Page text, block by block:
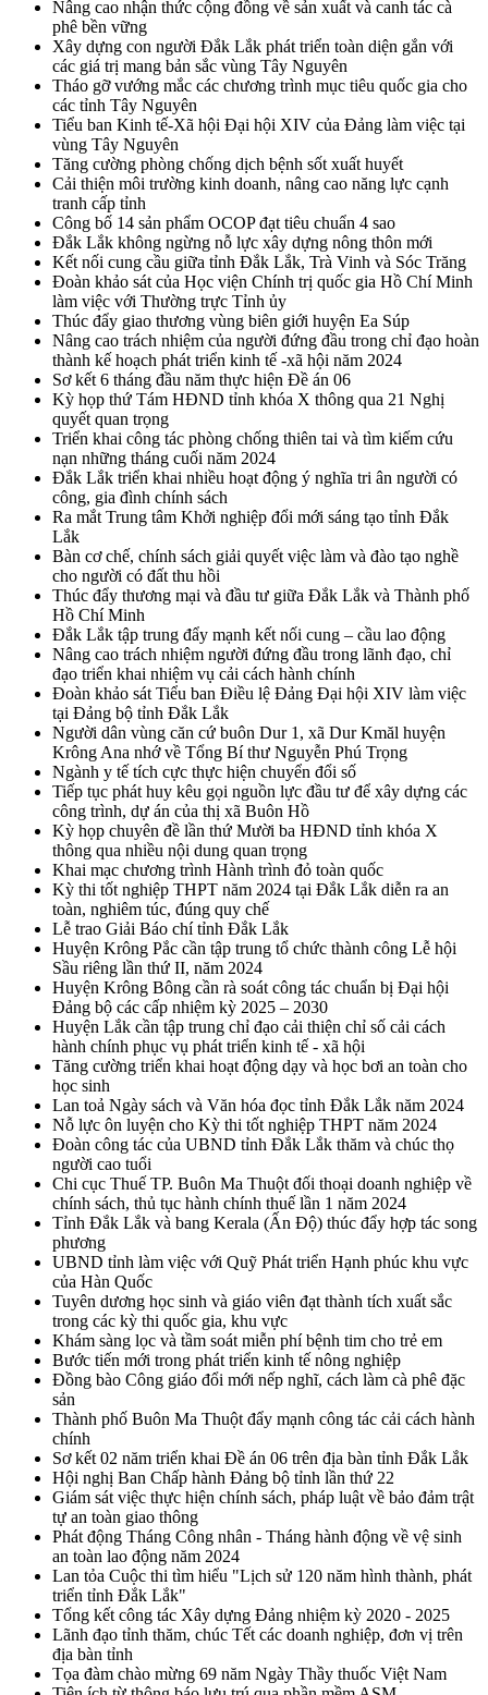
Nâng cao nhận thức cộng đồng về sản xuất và canh tác cà
phê bền vững
Xây dựng con người Đắk Lắk phát triển toàn diện gắn với
các giá trị mang bản sắc vùng Tây Nguyên
Tháo gỡ vướng mắc các chương trình mục tiêu quốc gia cho
các tỉnh Tây Nguyên
Tiểu ban Kinh tế-Xã hội Đại hội XIV của Đảng làm việc tại
vùng Tây Nguyên
Tăng cường phòng chống dịch bệnh sốt xuất huyết
Cải thiện môi trường kinh doanh, nâng cao năng lực cạnh
tranh cấp tỉnh
Công bố 14 sản phẩm OCOP đạt tiêu chuẩn 4 sao
Đắk Lắk không ngừng nỗ lực xây dựng nông thôn mới
Kết nối cung cầu giữa tỉnh Đắk Lắk, Trà Vinh và Sóc Trăng
Đoàn khảo sát của Học viện Chính trị quốc gia Hồ Chí Minh
làm việc với Thường trực Tỉnh ủy
Thúc đẩy giao thương vùng biên giới huyện Ea Súp
Nâng cao trách nhiệm của người đứng đầu trong chỉ đạo hoàn
thành kế hoạch phát triển kinh tế -xã hội năm 2024
Sơ kết 6 tháng đầu năm thực hiện Đề án 06
Kỳ họp thứ Tám HĐND tỉnh khóa X thông qua 21 Nghị
quyết quan trọng
Triển khai công tác phòng chống thiên tai và tìm kiếm cứu
nạn những tháng cuối năm 2024
Đắk Lắk triển khai nhiều hoạt động ý nghĩa tri ân người có
công, gia đình chính sách
Ra mắt Trung tâm Khởi nghiệp đổi mới sáng tạo tỉnh Đắk
Lắk
Bàn cơ chế, chính sách giải quyết việc làm và đào tạo nghề
cho người có đất thu hồi
Thúc đẩy thương mại và đầu tư giữa Đắk Lắk và Thành phố
Hồ Chí Minh
Đắk Lắk tập trung đẩy mạnh kết nối cung – cầu lao động
Nâng cao trách nhiệm người đứng đầu trong lãnh đạo, chỉ
đạo triển khai nhiệm vụ cải cách hành chính
Đoàn khảo sát Tiểu ban Điều lệ Đảng Đại hội XIV làm việc
tại Đảng bộ tỉnh Đắk Lắk
Người dân vùng căn cứ buôn Dur 1, xã Dur Kmăl huyện
Krông Ana nhớ về Tổng Bí thư Nguyễn Phú Trọng
Ngành y tế tích cực thực hiện chuyển đổi số
Tiếp tục phát huy kêu gọi nguồn lực đầu tư để xây dựng các
công trình, dự án của thị xã Buôn Hồ
Kỳ họp chuyên đề lần thứ Mười ba HĐND tỉnh khóa X
thông qua nhiều nội dung quan trọng
Khai mạc chương trình Hành trình đỏ toàn quốc
Kỳ thi tốt nghiệp THPT năm 2024 tại Đắk Lắk diễn ra an
toàn, nghiêm túc, đúng quy chế
Lễ trao Giải Báo chí tỉnh Đắk Lắk
Huyện Krông Pắc cần tập trung tổ chức thành công Lễ hội
Sầu riêng lần thứ II, năm 2024
Huyện Krông Bông cần rà soát công tác chuẩn bị Đại hội
Đảng bộ các cấp nhiệm kỳ 2025 – 2030
Huyện Lắk cần tập trung chỉ đạo cải thiện chỉ số cải cách
hành chính phục vụ phát triển kinh tế - xã hội
Tăng cường triển khai hoạt động dạy và học bơi an toàn cho
học sinh
Lan toả Ngày sách và Văn hóa đọc tỉnh Đắk Lắk năm 2024
Nỗ lực ôn luyện cho Kỳ thi tốt nghiệp THPT năm 2024
Đoàn công tác của UBND tỉnh Đắk Lắk thăm và chúc thọ
người cao tuổi
Chi cục Thuế TP. Buôn Ma Thuột đối thoại doanh nghiệp về
chính sách, thủ tục hành chính thuế lần 1 năm 2024
Tỉnh Đắk Lắk và bang Kerala (Ấn Độ) thúc đẩy hợp tác song
phương
UBND tỉnh làm việc với Quỹ Phát triển Hạnh phúc khu vực
của Hàn Quốc
Tuyên dương học sinh và giáo viên đạt thành tích xuất sắc
trong các kỳ thi quốc gia, khu vực
Khám sàng lọc và tầm soát miễn phí bệnh tim cho trẻ em
Bước tiến mới trong phát triển kinh tế nông nghiệp
Đồng bào Công giáo đổi mới nếp nghĩ, cách làm cà phê đặc
sản
Thành phố Buôn Ma Thuột đẩy mạnh công tác cải cách hành
chính
Sơ kết 02 năm triển khai Đề án 06 trên địa bàn tỉnh Đắk Lắk
Hội nghị Ban Chấp hành Đảng bộ tỉnh lần thứ 22
Giám sát việc thực hiện chính sách, pháp luật về bảo đảm trật
tự an toàn giao thông
Phát động Tháng Công nhân - Tháng hành động về vệ sinh
an toàn lao động năm 2024
Lan tỏa Cuộc thi tìm hiểu "Lịch sử 120 năm hình thành, phát
triển tỉnh Đắk Lắk"
Tổng kết công tác Xây dựng Đảng nhiệm kỳ 2020 - 2025
Lãnh đạo tỉnh thăm, chúc Tết các doanh nghiệp, đơn vị trên
địa bàn tỉnh
Tọa đàm chào mừng 69 năm Ngày Thầy thuốc Việt Nam